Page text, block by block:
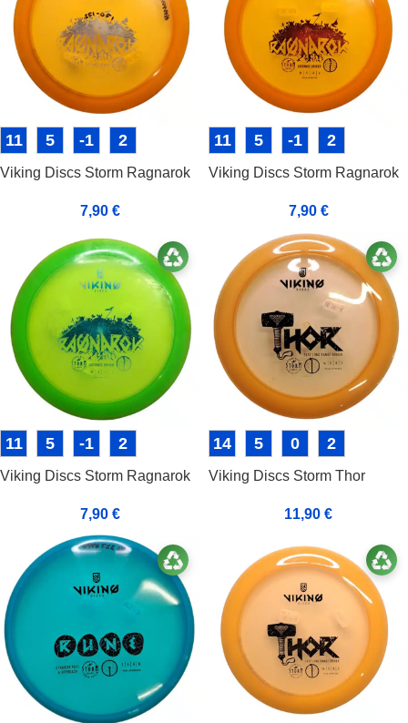
11 5 -1 2
Viking Discs Storm Ragnarok
7,90 €
11 5 -1 2
Viking Discs Storm Ragnarok
7,90 €
11 5 -1 2
Viking Discs Storm Ragnarok
7,90 €
14 5 0 2
Viking Discs Storm Thor
11,90 €